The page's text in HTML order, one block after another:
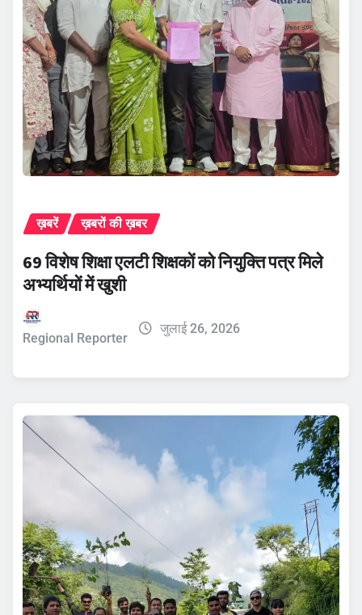
ख़बरें ख़बरों की ख़बर
69 विशेष शिक्षा एलटी शिक्षकों को नियुक्ति पत्र मिले
अभ्यर्थियों में खुशी
Regional Reporter
जुलाई 26, 2026